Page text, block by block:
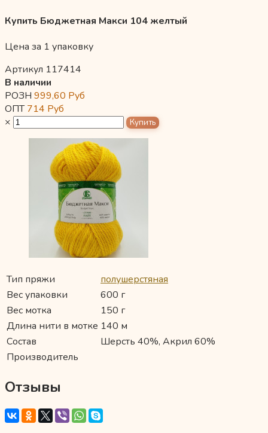
Купить Бюджетная Макси 104 желтый
Цена за 1 упаковку
Артикул 117414
В наличии
РОЗН 999,60 Руб
ОПТ714 Руб
×
Тип пряжи
полушерстяная
Вес упаковки
600 г
Вес мотка
150 г
Длина нити в мотке 140 м
Состав
Шерсть 40%, Акрил 60%
Производитель
Отзывы